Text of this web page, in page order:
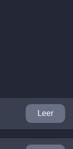
Leer